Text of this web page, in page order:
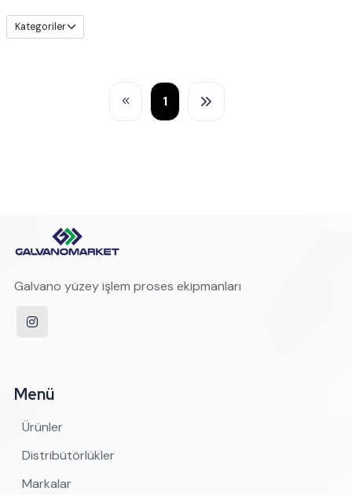
1
Galvano yüzey işlem proses ekipmanları
Menü
Ürünler
Distribütörlükler
Markalar